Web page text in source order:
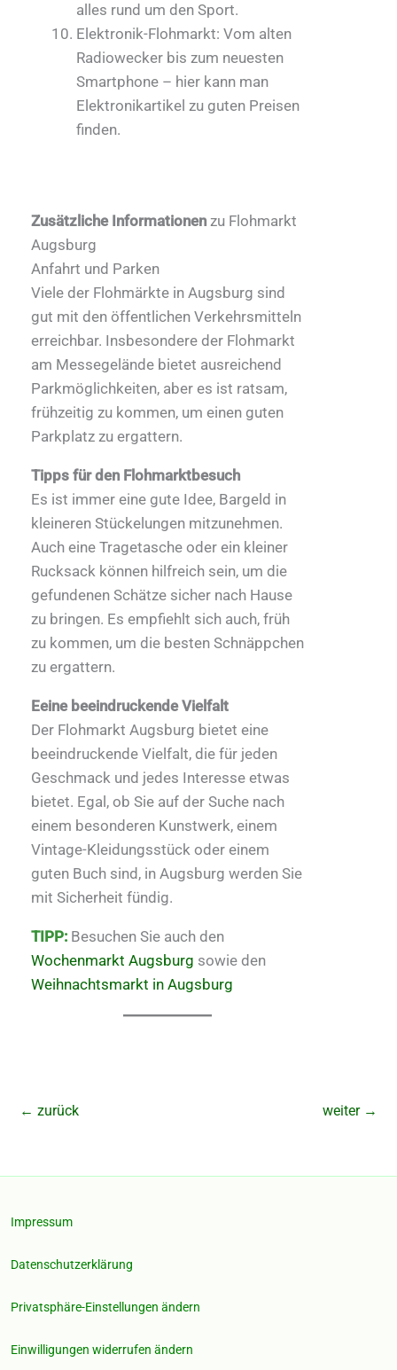
alles rund um den Sport.
Elektronik-Flohmarkt: Vom alten
Radiowecker bis zum neuesten
Smartphone – hier kann man
Elektronikartikel zu guten Preisen
finden.
Zusätzliche Informationen zu Flohmarkt
Augsburg
Anfahrt und Parken
Viele der Flohmärkte in Augsburg sind
gut mit den öffentlichen Verkehrsmitteln
erreichbar. Insbesondere der Flohmarkt
am Messegelände bietet ausreichend
Parkmöglichkeiten, aber es ist ratsam,
frühzeitig zu kommen, um einen guten
Parkplatz zu ergattern.
Tipps für den Flohmarktbesuch
Es ist immer eine gute Idee, Bargeld in
kleineren Stückelungen mitzunehmen.
Auch eine Tragetasche oder ein kleiner
Rucksack können hilfreich sein, um die
gefundenen Schätze sicher nach Hause
zu bringen. Es empfiehlt sich auch, früh
zu kommen, um die besten Schnäppchen
zu ergattern.
Eeine beeindruckende Vielfalt
Der Flohmarkt Augsburg bietet eine
beeindruckende Vielfalt, die für jeden
Geschmack und jedes Interesse etwas
bietet. Egal, ob Sie auf der Suche nach
einem besonderen Kunstwerk, einem
Vintage-Kleidungsstück oder einem
guten Buch sind, in Augsburg werden Sie
mit Sicherheit fündig.
TIPP: Besuchen Sie auch den
Wochenmarkt Augsburg sowie den
Weihnachtsmarkt in Augsburg
← zurück weiter →
Impressum
Datenschutzerklärung
Privatsphäre-Einstellungen ändern
Einwilligungen widerrufen ändern